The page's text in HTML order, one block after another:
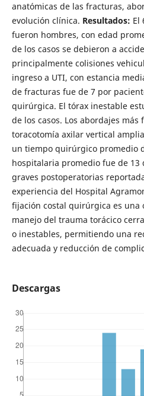
anatómicas de las fracturas,
evolución clínica. Resultados: El
fueron hombres, con edad
de los casos se debieron a
principalmente colisiones
ingreso a UTI, con estancia
de fracturas fue de 7 por
quirúrgica. El tórax inestable
de los casos. Los abordajes
toracotomía axilar vertical
un tiempo quirúrgico promedio
hospitalaria promedio fue de 13
graves postoperatorias
experiencia del Hospital
fijación costal quirúrgica es una
manejo del trauma torácico
o inestables, permitiendo una
adecuada y reducción de
Descargas